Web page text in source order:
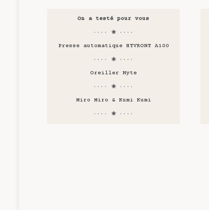
On a testé pour vous
···· ❀ ····
Presse automatique HTVRONT A100
···· ❀ ····
Oreiller Nyte
···· ❀ ····
Miro Miro & Kumi Kumi
···· ❀ ····